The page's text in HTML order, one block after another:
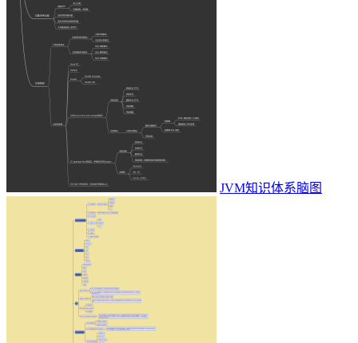
JVM知识体系脑图